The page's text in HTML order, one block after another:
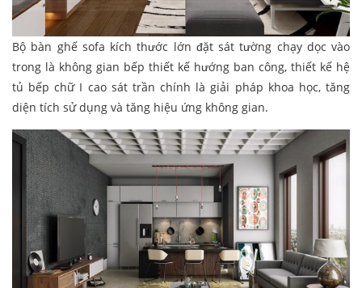
Bộ bàn ghế sofa kích thước lớn đặt sát tường chạy dọc vào
trong là không gian bếp thiết kế hướng ban công, thiết kế hệ
tủ bếp chữ I cao sát trần chính là giải pháp khoa học, tăng
diện tích sử dụng và tăng hiệu ứng không gian.